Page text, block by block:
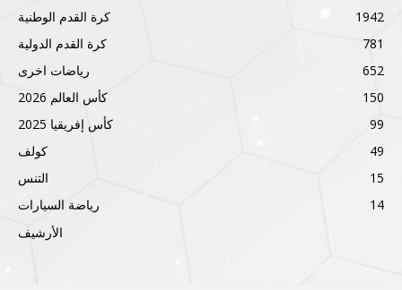
كرة القدم الوطنية
1942
كرة القدم الدولية
781
رياضات اخرى
652
كأس العالم 2026
150
كأس إفريقيا 2025
99
كولف
49
التنس
15
رياضة السيارات
14
الأرشيف